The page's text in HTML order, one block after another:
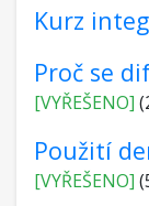
Kurz
Proč se
[VYŘEŠENO]
Použití
[VYŘEŠENO]